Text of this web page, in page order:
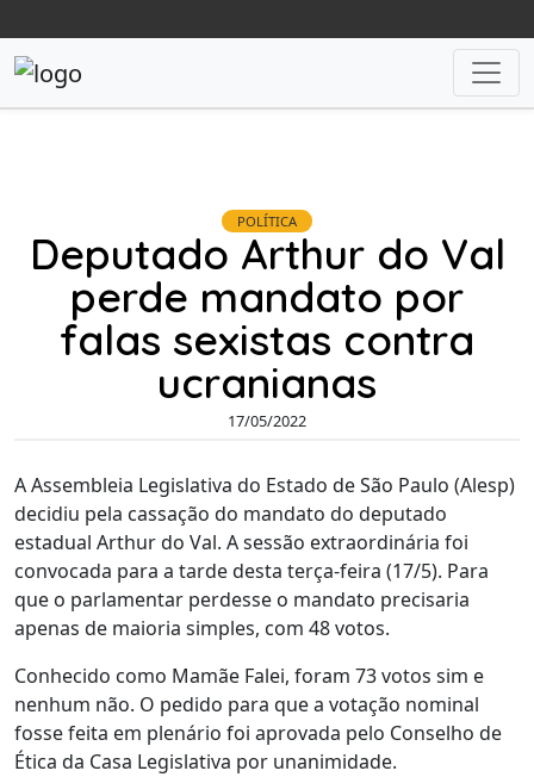
POLÍTICA
Deputado Arthur do Val
perde mandato por
falas sexistas contra
ucranianas
17/05/2022
A Assembleia Legislativa do Estado de São Paulo (Alesp)
decidiu pela cassação do mandato do deputado
estadual Arthur do Val. A sessão extraordinária foi
convocada para a tarde desta terça-feira (17/5). Para
que o parlamentar perdesse o mandato precisaria
apenas de maioria simples, com 48 votos.
Conhecido como Mamãe Falei, foram 73 votos sim e
nenhum não. O pedido para que a votação nominal
fosse feita em plenário foi aprovada pelo Conselho de
Ética da Casa Legislativa por unanimidade.